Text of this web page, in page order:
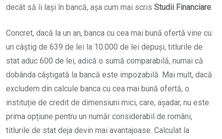
decât să îi lași în bancă, așa cum mai scris Studii Financiare.
Concret, dacă la un an, banca cu cea mai bună ofertă vine cu
un câștig de 639 de lei la 10.000 de lei depuși, titlurile de
stat aduc 600 de lei, adică o sumă comparabilă, numai că
dobânda câștigată la bancă este impozabilă. Mai mult, dacă
excludem din calcule banca cu cea mai bună ofertă, o
instituție de credit de dimensiuni mici, care, așadar, nu este
prima opțiune pentru un număr considerabil de români,
titlurile de stat deja devin mai avantajoase. Calculat la